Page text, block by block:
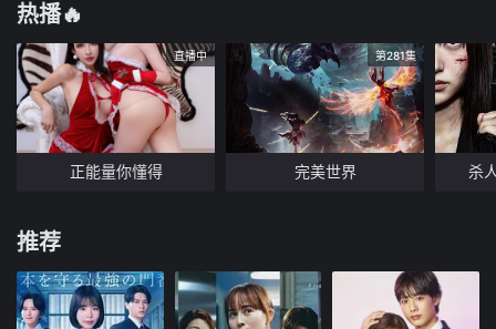
热播🔥
直播中
正能量你懂得
第281集
完美世界 杀
推荐